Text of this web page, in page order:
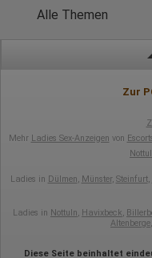
Rechtliche Grundlage der
Alle Themen
Zur
Mehr Ladies Sex-Anzeigen von
Ladies in Dülmen, Münster, Steinfurt,
Ladies in Nottuln, Havixbeck,
Altenberge,
Diese Seite beinhaltet